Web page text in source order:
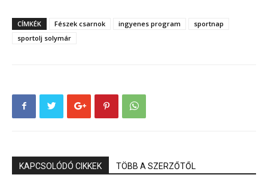
CÍMKÉK Fészek csarnok ingyenes program
sportnap
sportolj solymár
KAPCSOLÓDÓ CIKKEK TÖBB A SZERZŐTŐL